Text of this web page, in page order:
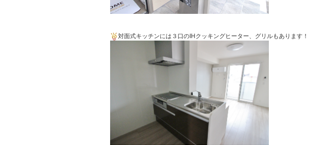
対面式キッチンには３口のIHクッキングヒーター、グリルもあります！